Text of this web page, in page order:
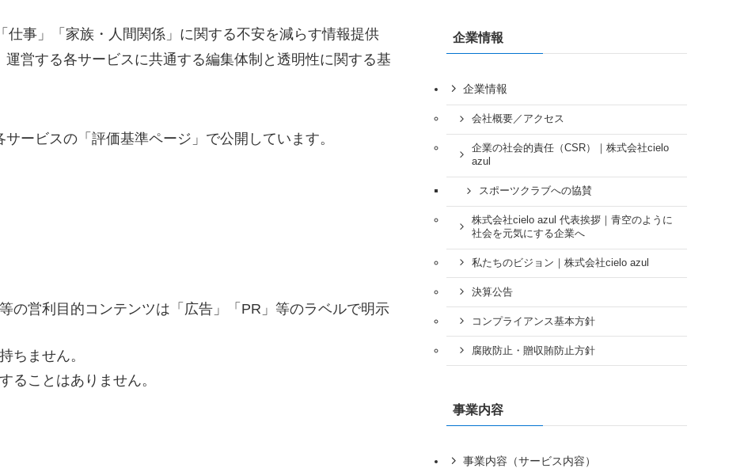
事」「家族・人間関係」に関する不安を減らす情報提供
営する各サービスに共通する編集体制と透明性に関する基
ービスの「評価基準ページ」で公開しています。
の営利目的コンテンツは「広告」「PR」等のラベルで明示
ちません。
ることはありません。
企業情報
企業情報
会社概要／アクセス
企業の社会的責任（CSR）｜株式会社cielo
azul
スポーツクラブへの協賛
株式会社cielo azul 代表挨拶｜青空のように
社会を元気にする企業へ
私たちのビジョン｜株式会社cielo azul
決算公告
コンプライアンス基本方針
腐敗防止・贈収賄防止方針
事業内容
事業内容（サービス内容）